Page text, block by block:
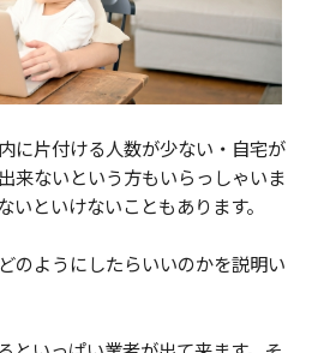
に片付ける人数が少ない・自宅が
来ないという方もいらっしゃいま
いといけないこともあります。
のようにしたらいいのかを説明い